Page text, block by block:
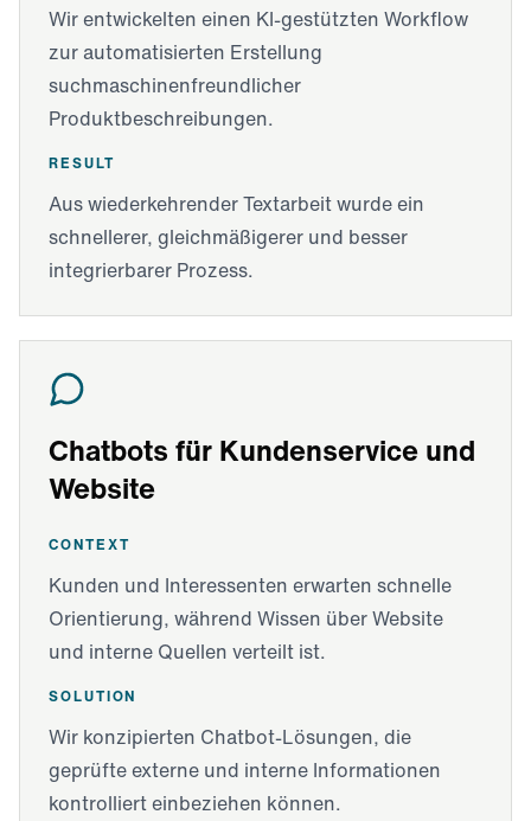
Wir entwickelten einen KI-gestützten Workflow
zur automatisierten Erstellung
suchmaschinenfreundlicher
Produktbeschreibungen.
RESULT
Aus wiederkehrender Textarbeit wurde ein
schnellerer, gleichmäßigerer und besser
integrierbarer Prozess.
Chatbots für Kundenservice und
Website
CONTEXT
Kunden und Interessenten erwarten schnelle
Orientierung, während Wissen über Website
und interne Quellen verteilt ist.
SOLUTION
Wir konzipierten Chatbot-Lösungen, die
geprüfte externe und interne Informationen
kontrolliert einbeziehen können.